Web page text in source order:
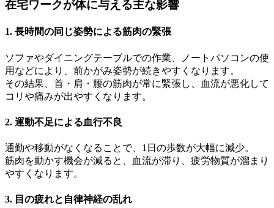
在宅ワークが体に与える主な影響
1. 長時間の同じ姿勢による筋肉の緊張
ソファやダイニングテーブルでの作業、ノートパソコンの使
用などにより、前かがみ姿勢が続きやすくなります。
その結果、首・肩・腰の筋肉が常に緊張し、血流が悪化して
コリや痛みが出やすくなります。
2. 運動不足による血行不良
通勤や移動がなくなることで、1日の歩数が大幅に減少。
筋肉を動かす機会が減ると、血流が滞り、疲労物質が溜まり
やすくなります。
3. 目の疲れと自律神経の乱れ